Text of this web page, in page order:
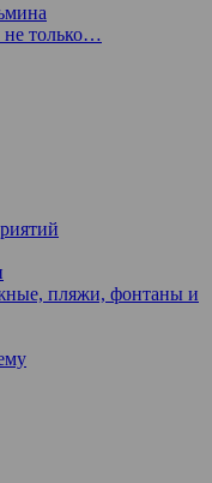
не только…
пляжи, фонтаны и